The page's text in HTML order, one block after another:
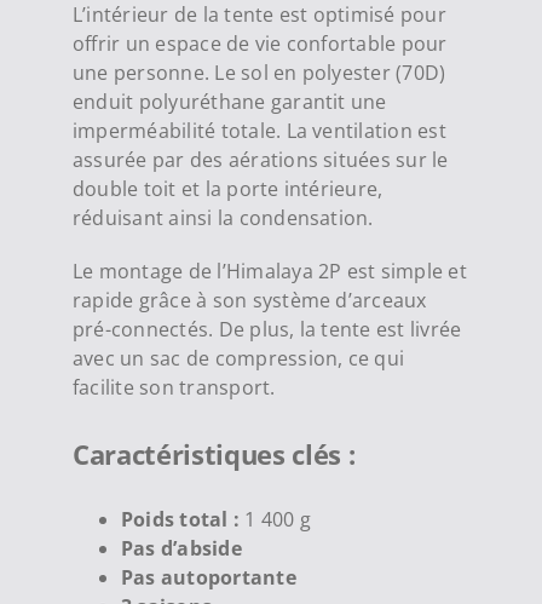
L’intérieur de la tente est optimisé pour
offrir un espace de vie confortable pour
une personne. Le sol en polyester (70D)
enduit polyuréthane garantit une
imperméabilité totale. La ventilation est
assurée par des aérations situées sur le
double toit et la porte intérieure,
réduisant ainsi la condensation.
Le montage de l’Himalaya 2P est simple et
rapide grâce à son système d’arceaux
pré-connectés. De plus, la tente est livrée
avec un sac de compression, ce qui
facilite son transport.
Caractéristiques clés :
Poids total : 1 400 g
Pas d’abside
Pas autoportante